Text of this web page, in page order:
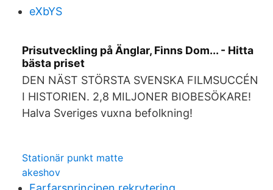
eXbYS
Prisutveckling på Änglar, Finns Dom... - Hitta
bästa priset
DEN NÄST STÖRSTA SVENSKA FILMSUCCÉN
I HISTORIEN. 2,8 MILJONER BIOBESÖKARE!
Halva Sveriges vuxna befolkning!
Stationär punkt matte
akeshov